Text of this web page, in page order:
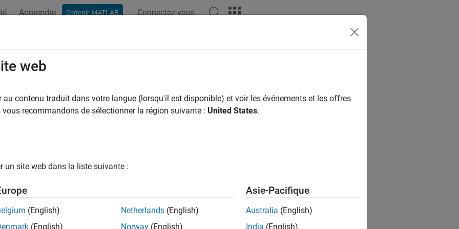
Apprendre Obtenir MATLAB Connectez-vous
Answers
polyspace
= opts.toScript(fileName,positionInScript)
web
au contenu traduit dans votre langue (lorsqu'il est disponible) et voir les événements et les offres
vous recommandons de sélectionner la région suivante : United States.
un site web dans la liste suivante :
(English)
(English)
Netherlands (English)
Norway (English)
Asie-Pacifique
Australia (English)
India (English)